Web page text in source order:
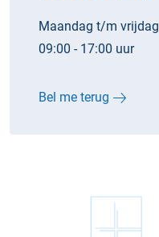
Maandag t/m vrijdag
09:00 - 17:00 uur
Bel me terug